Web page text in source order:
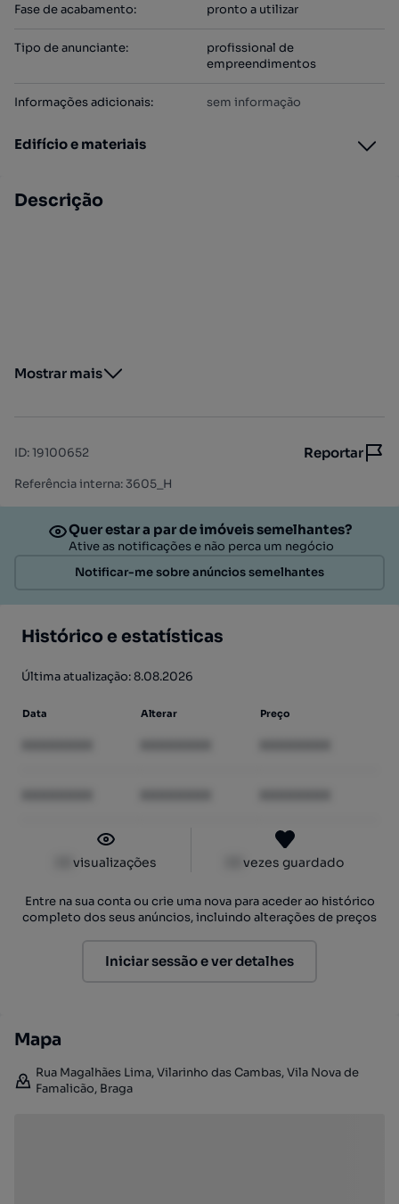
Fase de acabamento: pronto a utilizar
Tipo de anunciante:
profissional de
empreendimentos
Informações adicionais: sem informação
Edifício e materiais
Descrição
Mostrar mais
ID:19100652 Reportar
Referência interna: 3605_H
Quer estar a par de imóveis semelhantes?
Ative as notificações e não perca um negócio
Notificar-me sobre anúncios semelhantes
Histórico e estatísticas
Última atualização: 8.08.2026
Data Alterar Preço
visualizações vezes guardado
Entre na sua conta ou crie uma nova para aceder ao histórico
completo dos seus anúncios, incluindo alterações de preços
Iniciar sessão e ver detalhes
Mapa
Rua Magalhães Lima, Vilarinho das Cambas, Vila Nova de
Famalicão, Braga